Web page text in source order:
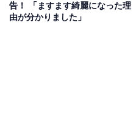
告！ 「ますます綺麗になった理
由が分かりました」